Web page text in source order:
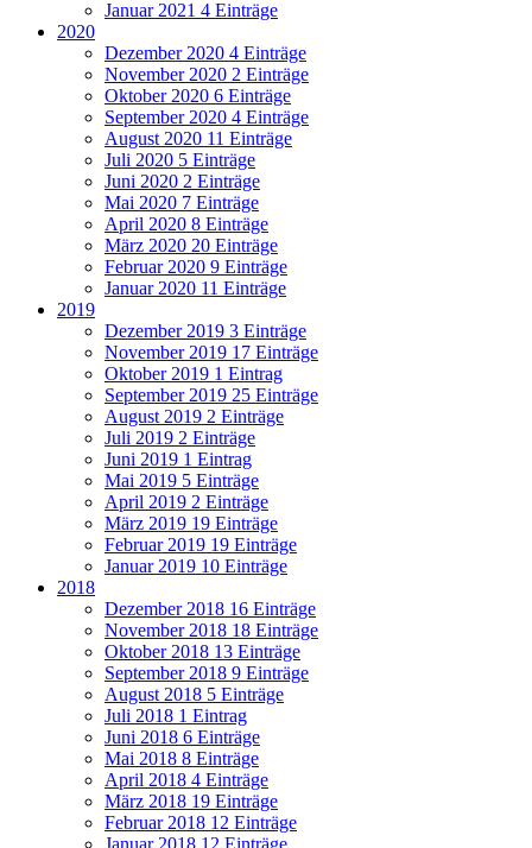
Januar 2021 4 Einträge
2020
Dezember 2020 4 Einträge
November 2020 2 Einträge
Oktober 2020 6 Einträge
September 2020 4 Einträge
August 2020 11 Einträge
Juli 2020 5 Einträge
Juni 2020 2 Einträge
Mai 2020 7 Einträge
April 2020 8 Einträge
März 2020 20 Einträge
Februar 2020 9 Einträge
Januar 2020 11 Einträge
2019
Dezember 2019 3 Einträge
November 2019 17 Einträge
Oktober 2019 1 Eintrag
September 2019 25 Einträge
August 2019 2 Einträge
Juli 2019 2 Einträge
Juni 2019 1 Eintrag
Mai 2019 5 Einträge
April 2019 2 Einträge
März 2019 19 Einträge
Februar 2019 19 Einträge
Januar 2019 10 Einträge
2018
Dezember 2018 16 Einträge
November 2018 18 Einträge
Oktober 2018 13 Einträge
September 2018 9 Einträge
August 2018 5 Einträge
Juli 2018 1 Eintrag
Juni 2018 6 Einträge
Mai 2018 8 Einträge
April 2018 4 Einträge
März 2018 19 Einträge
Februar 2018 12 Einträge